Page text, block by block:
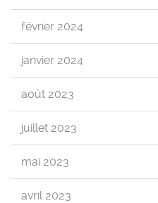
février 2024
janvier 2024
août 2023
juillet 2023
mai 2023
avril 2023